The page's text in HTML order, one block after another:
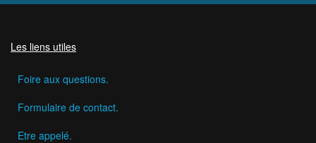
Les liens utiles
Foire aux questions.
Formulaire de contact.
Etre appelé.